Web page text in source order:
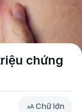
chứng
Chữ lớn